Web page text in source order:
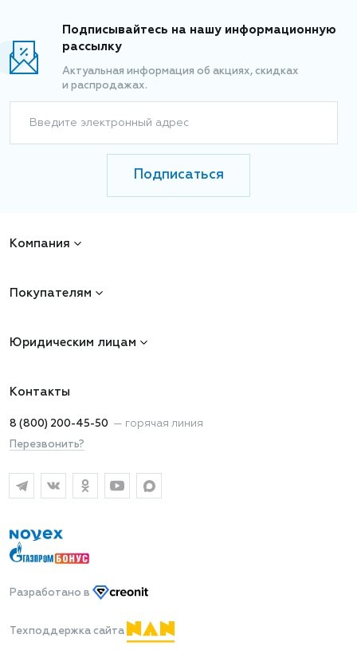
Подписывайтесь на нашу информационную
рассылку
Актуальная информация об акциях, скидках
и распродажах.
Введите электронный адрес
Подписаться
Компания
Покупателям
Юридическим лицам
Контакты
8 (800) 200-45-50 — горячая линия
Перезвонить?
Разработано в
Техподдержка сайта